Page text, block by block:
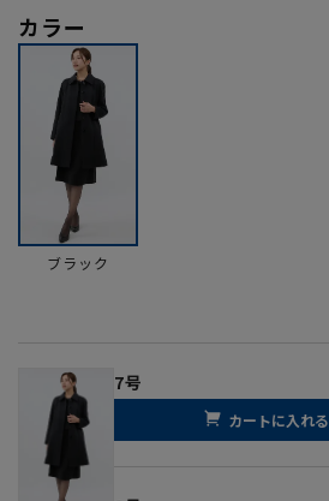
カラー
ブラック
7号
カートに入れる